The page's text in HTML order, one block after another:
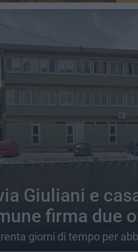
Giuliani e
firma due
giorni di tempo per